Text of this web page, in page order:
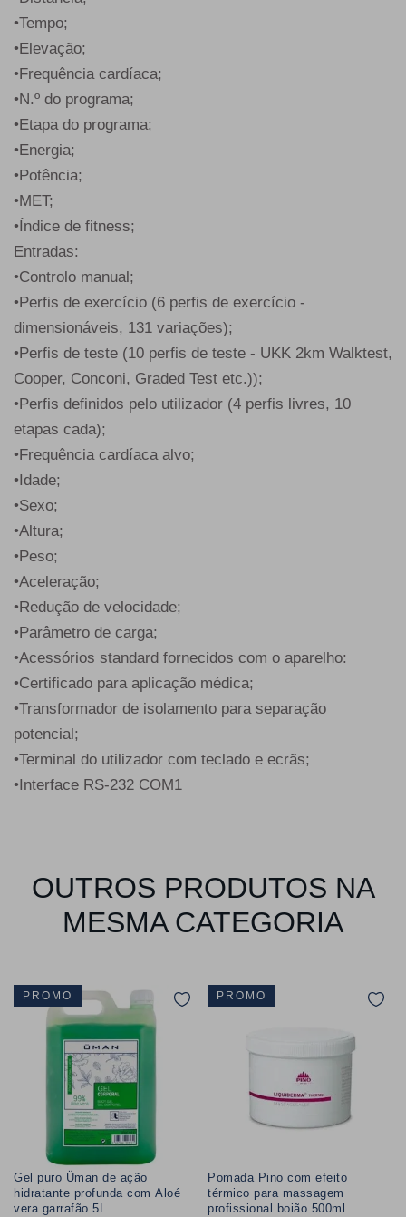
•Tempo;
•Elevação;
•Frequência cardíaca;
•N.º do programa;
•Etapa do programa;
•Energia;
•Potência;
•MET;
•Índice de fitness;
Entradas:
•Controlo manual;
•Perfis de exercício (6 perfis de exercício -
dimensionáveis, 131 variações);
•Perfis de teste (10 perfis de teste - UKK 2km Walktest,
Cooper, Conconi, Graded Test etc.));
•Perfis definidos pelo utilizador (4 perfis livres, 10
etapas cada);
•Frequência cardíaca alvo;
•Idade;
•Sexo;
•Altura;
•Peso;
•Aceleração;
•Redução de velocidade;
•Parâmetro de carga;
•Acessórios standard fornecidos com o aparelho:
•Certificado para aplicação médica;
•Transformador de isolamento para separação
potencial;
•Terminal do utilizador com teclado e ecrãs;
•Interface RS-232 COM1
OUTROS PRODUTOS NA
MESMA CATEGORIA
PROMO
Gel puro Üman de ação
hidratante profunda com Aloé
vera garrafão 5L
PROMO
Pomada Pino com efeito
térmico para massagem
profissional boião 500ml